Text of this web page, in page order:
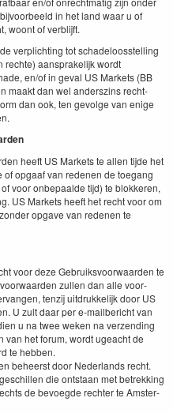
in het land waar u of
woont of verblijft.
ver­plicht­ing tot schade­loosstelling
rechte) aansprake­lijk wordt
en/​of in geval US Mar­kets (BB
maakt dan wel ander­szins recht­
dan ook, ten gevolge van enige
heeft US Mar­kets te allen tijde het
opgaaf van rede­nen de toe­gang
voor onbepaalde tijd) te blokkeren,
US Mar­kets heeft het recht voor om
opgave van rede­nen te
voor deze Gebruiksvoor­waar­den te
zullen dan alle voor­
ten­z­ij uit­drukke­lijk door US
U zult daar per e‑mailbericht van
u na twee weken na verzend­ing
van het forum, wordt ugeacht de
te hebben.
beheerst door Ned­er­lands recht.
die ontstaan met betrekking
de bevoegde rechter te Ams­ter­